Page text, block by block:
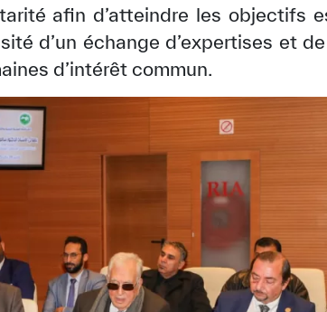
afin d’atteindre les objectifs
d’un échange d’expertises et
d’intérêt commun.